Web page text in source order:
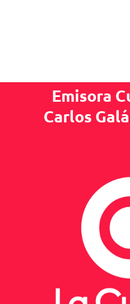
Emisora
Carlos